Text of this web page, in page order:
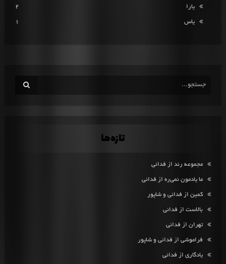
یارا 2
یاس 1
تازه‌ها
مجموعه رند از فدائی
ما یادمون نمی‌ره از فدائی
کمین از فدائی و شاپور
بالاست از فدائی
تهران از فدائی
فراموشی از فدائی و شاپور
یادگاری از فدائی